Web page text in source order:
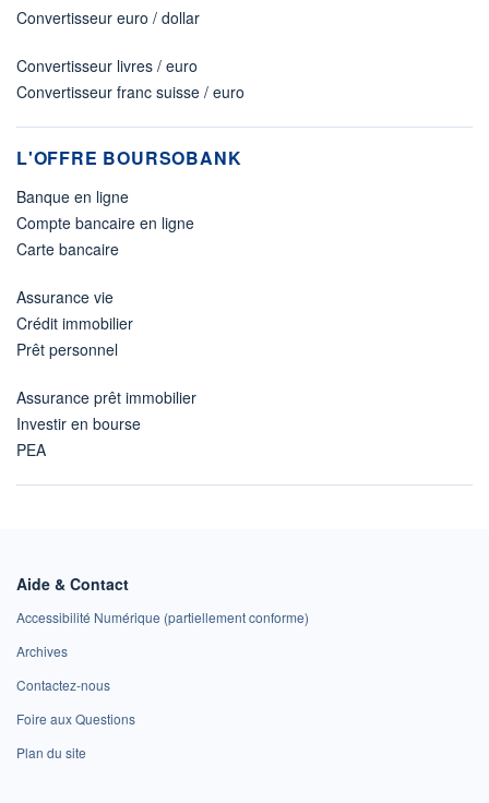
Convertisseur euro / dollar
Convertisseur livres / euro
Convertisseur franc suisse / euro
L'OFFRE BOURSOBANK
Banque en ligne
Compte bancaire en ligne
Carte bancaire
Assurance vie
Crédit immobilier
Prêt personnel
Assurance prêt immobilier
Investir en bourse
PEA
Aide & Contact
Accessibilité Numérique (partiellement conforme)
Archives
Contactez-nous
Foire aux Questions
Plan du site